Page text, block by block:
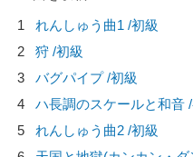
1
れんしゅう曲1 /初級
2
狩 /初級
3
バグパイプ /初級
4
ハ長調のスケールと和音
5
れんしゅう曲2 /初級